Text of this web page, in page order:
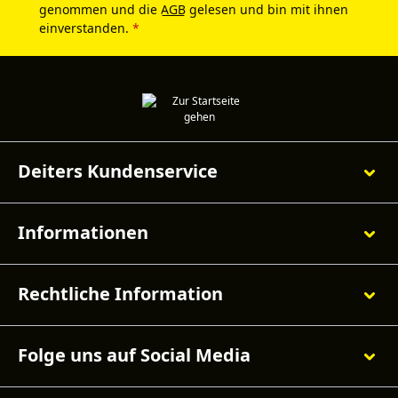
genommen und die AGB gelesen und bin mit ihnen
einverstanden. *
Deiters Kundenservice
Informationen
Rechtliche Information
Folge uns auf Social Media